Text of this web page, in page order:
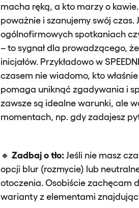
macha ręką, a kto marzy o
poważnie i szanujemy swój
ogólnofirmowych spotkaniach
– to sygnał dla prowadzącego,
inicjałów. Przykładowo w
czasem nie wiadomo, kto
pomaga uniknąć zgadywania i
zawsze są idealne warunki, ale
momentach, np. gdy zadajesz
🔸 Zadbaj o tło: Jeśli nie masz
opcji blur (rozmycie) lub
otoczenia. Osobiście zachęcam
warianty z elementami